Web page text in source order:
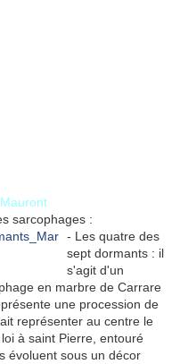
sarcophages :
- Les quatre des
sept dormants : il
s'agit d'un
en marbre de Carrare
une procession de
représenter au centre le
à saint Pierre, entouré
évoluent sous un décor